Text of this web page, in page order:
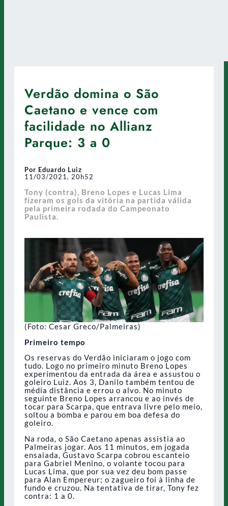
Verdão domina o São
Caetano e vence com
facilidade no Allianz
Parque: 3 a 0
Por Eduardo Luiz
11/03/2021, 20h52
Tony (contra), Breno Lopes e Lucas Lima
fizeram os gols da vitória na partida válida
pela primeira rodada do Campeonato
Paulista.
(Foto: Cesar Greco/Palmeiras)
Primeiro tempo
Os reservas do Verdão iniciaram o jogo com
tudo. Logo no primeiro minuto Breno Lopes
experimentou da entrada da área e assustou o
goleiro Luiz. Aos 3, Danilo também tentou de
média distância e errou o alvo. No minuto
seguinte Breno Lopes arrancou e ao invés de
tocar para Scarpa, que entrava livre pelo meio,
soltou a bomba e parou em boa defesa do
goleiro.
Na roda, o São Caetano apenas assistia ao
Palmeiras jogar. Aos 11 minutos, em jogada
ensaiada, Gustavo Scarpa cobrou escanteio
para Gabriel Menino, o volante tocou para
Lucas Lima, que por sua vez deu bom passe
para Alan Empereur; o zagueiro foi à linha de
fundo e cruzou. Na tentativa de tirar, Tony fez
contra: 1 a 0.